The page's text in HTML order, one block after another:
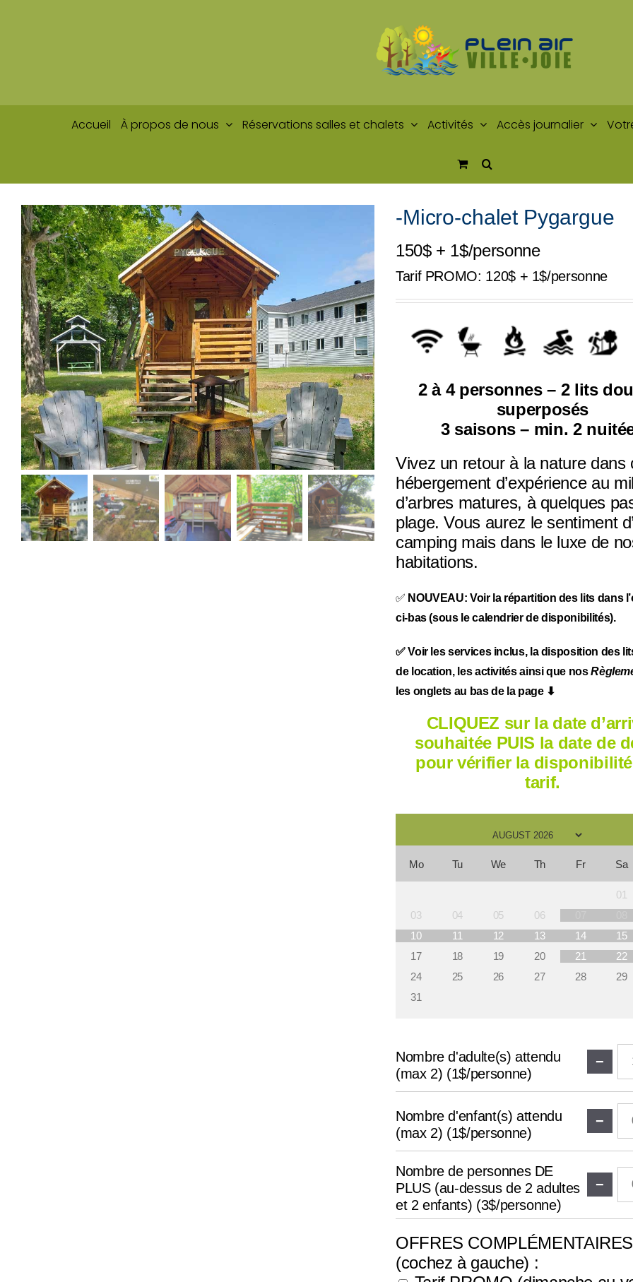
Accueil À propos de nous Réservations salles et chalets Activités Accès journalier
-Micro-chalet Pygargue
150$ + 1$/personne
Tarif PROMO: 120$ + 1$/personne
2 à 4 personnes – 2 lits
superposés
3 saisons – min. 2
Vivez un retour à la nature dans
hébergement d’expérience au
d’arbres matures, à quelques
plage. Vous aurez le sentiment
camping mais dans le luxe de
habitations.
✅ NOUVEAU: Voir la répartition des lits dans
ci-bas (sous le calendrier de disponibilités).
✅ Voir les services inclus, la disposition des
de location, les activités ainsi que nos
les onglets au bas de la page ⬇
CLIQUEZ sur la date
souhaitée PUIS la date de
pour vérifier la
tarif.
Mo Tu We Th Fr Sa
01
03
04 05 06
10
11 12 13 14 15
17
18 19 20 21 22
24
25 26 27 28 29
31
Nombre d'adulte(s) attendu
(max 2) (1$/personne)
−
Nombre d'enfant(s) attendu
(max 2) (1$/personne)
−
Nombre de personnes DE
PLUS (au-dessus de 2 adultes
et 2 enfants) (3$/personne)
−
OFFRES COMPLÉMENTAIRES
(cochez à gauche) :